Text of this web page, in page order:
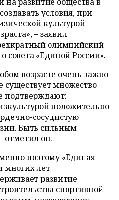
условия, при
культурой
– заявил
олимпийский
«Единой России».
возрасте очень важно
существует множество
подтверждают:
положительно
сосудистую
Быть сильным
отметил он.
поэтому «Единая
многих лет
развитие
спортивной